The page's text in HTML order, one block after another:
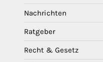
Nachrichten
Ratgeber
Recht & Gesetz